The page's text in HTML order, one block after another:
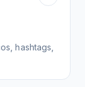
hashtags,